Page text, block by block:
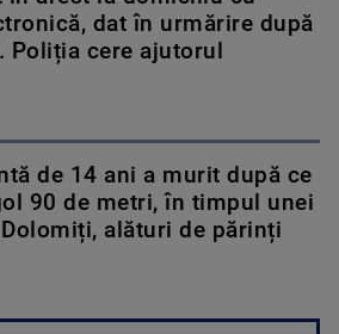
dat în urmărire după
Poliția cere ajutorul
de 14 ani a murit după ce
90 de metri, în timpul unei
alături de părinți